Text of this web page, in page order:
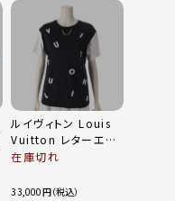
ルイヴィトン Louis
Vuitton レターエン
ブロイダリー チェー
シャツ ブラック×ホ
在庫切れ
33,000